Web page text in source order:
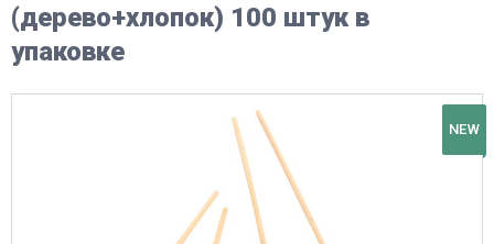
(дерево+хлопок) 100 штук в
упаковке
NEW